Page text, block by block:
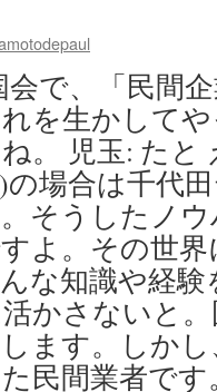
会で、「民間
を生かして
。 児玉: たと
場合は千代
そうしたノ
よ。その世
な知識や経
かさないと
ます。しか
民間業者で